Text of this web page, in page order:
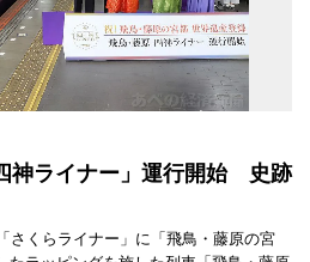
神ライナー」運行開始 史跡
さくらライナー」に「飛鳥・藤原の宮